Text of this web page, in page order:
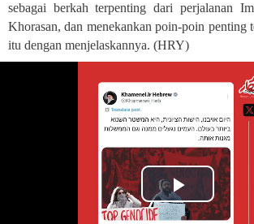
sebagai berkah terpenting dari perjalanan
Khorasan, dan menekankan poin-poin penting
itu dengan menjelaskannya. (HRY)
Play